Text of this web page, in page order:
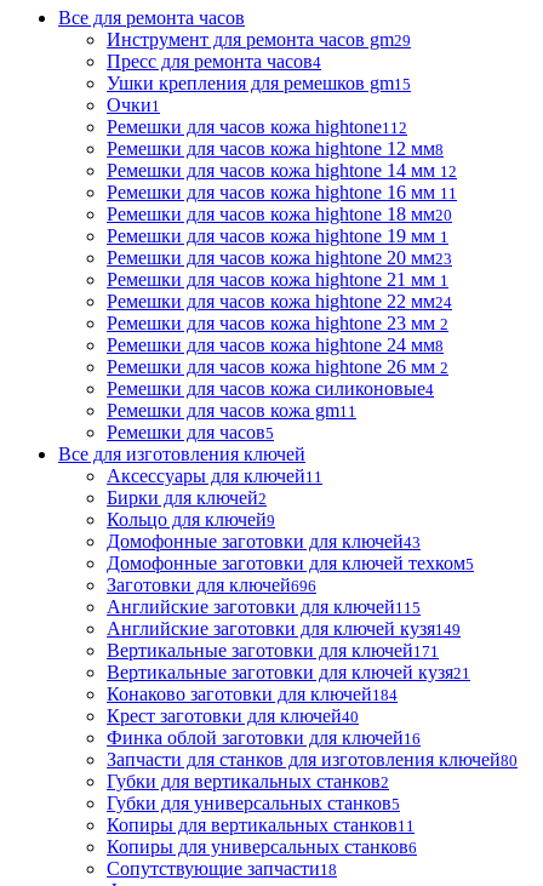
Все для ремонта часов
Инструмент для ремонта часов gm29
Пресс для ремонта часов4
Ушки крепления для ремешков gm15
Очки1
Ремешки для часов кожа hightone112
Ремешки для часов кожа hightone 12 мм8
Ремешки для часов кожа hightone 14 мм 12
Ремешки для часов кожа hightone 16 мм 11
Ремешки для часов кожа hightone 18 мм20
Ремешки для часов кожа hightone 19 мм 1
Ремешки для часов кожа hightone 20 мм23
Ремешки для часов кожа hightone 21 мм 1
Ремешки для часов кожа hightone 22 мм24
Ремешки для часов кожа hightone 23 мм 2
Ремешки для часов кожа hightone 24 мм8
Ремешки для часов кожа hightone 26 мм 2
Ремешки для часов кожа силиконовые4
Ремешки для часов кожа gm11
Ремешки для часов5
Все для изготовления ключей
Аксессуары для ключей11
Бирки для ключей2
Кольцо для ключей9
Домофонные заготовки для ключей43
Домофонные заготовки для ключей техком5
Заготовки для ключей696
Английские заготовки для ключей115
Английские заготовки для ключей кузя149
Вертикальные заготовки для ключей171
Вертикальные заготовки для ключей кузя21
Конаково заготовки для ключей184
Крест заготовки для ключей40
Финка облой заготовки для ключей16
Запчасти для станков для изготовления ключей80
Губки для вертикальных станков2
Губки для универсальных станков5
Копиры для вертикальных станков11
Копиры для универсальных станков6
Сопутствующие запчасти18